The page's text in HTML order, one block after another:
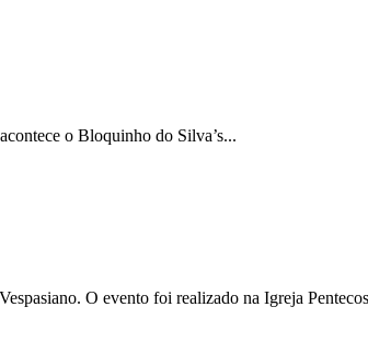
o Bloquinho do Silva’s...
O evento foi realizado na Igreja